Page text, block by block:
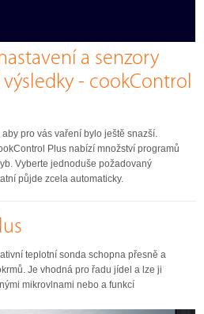
a senzory
- cookControl
pro vás vaření bylo ještě snazší.
Plus nabízí množství programů
Vyberte jednoduše požadovaný
půjde zcela automaticky.
teplotní sonda schopna přesně a
Je vhodná pro řadu jídel a lze ji
mikrovlnami nebo a funkcí